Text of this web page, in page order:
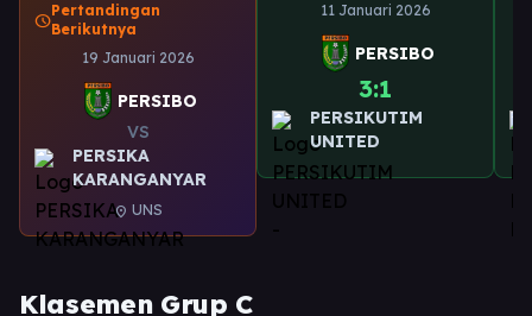
schedule
Pertandingan
Berikutnya
19 Januari 2026
PERSIBO
VS
PERSIKA
KARANGANYAR
location_on UNS
11 Januari 2026
PERSIBO
3:1
PERSIKUTIM
UNITED
Klasemen Grup C